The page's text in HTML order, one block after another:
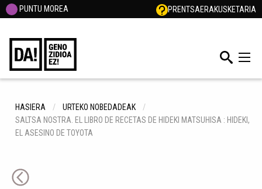
PUNTU MOREA PRENTSAERAKUSKETARIA
HASIERA
URTEKO NOBEDADEAK
SALTSA NOSTRA. EL LIBRO DE RECETAS DE HIDEKI MATSUHISA : HIDEKI,
EL ASESINO DE TOYOTA